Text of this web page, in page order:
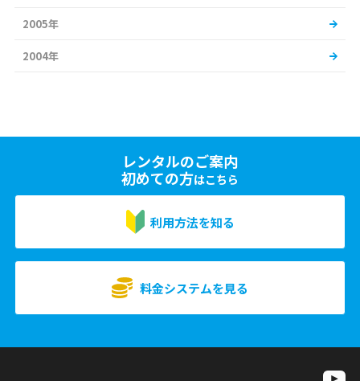
2005年
2004年
レンタルのご案内
初めての方はこちら
利用方法を知る
料金システムを見る